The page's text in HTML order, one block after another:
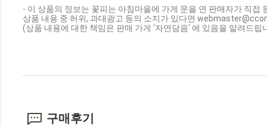
- 이 상품의 정보는 꽃피는 아침마을에 가게 문을 연 판매자가 직접
상품 내용 중 허위, 과대광고 등의 소지가 있다면
(상품 내용에 대한 책임은 판매 가게 '자연담음' 에 있음을 알려드립
구매후기